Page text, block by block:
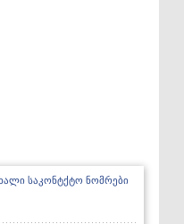
საკონტქტო ნომრები